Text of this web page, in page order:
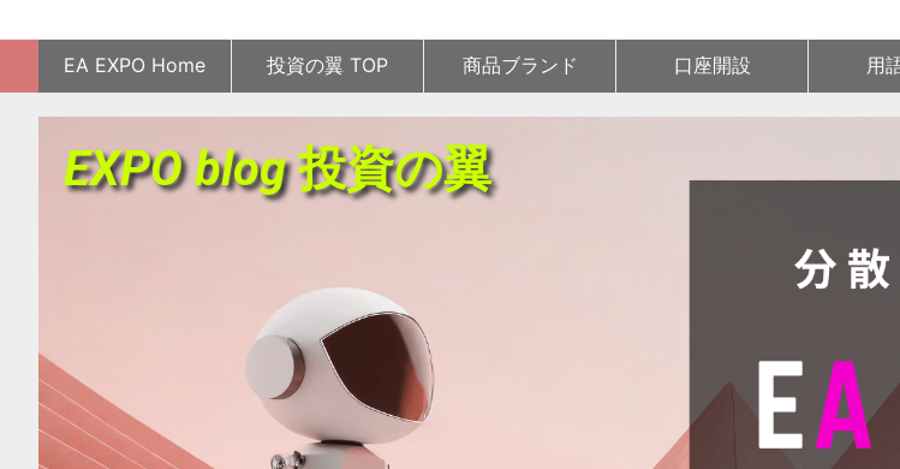
EA EXPO Home 投資の翼 TOP 商品ブランド 口座開設 用
EXPO blog 投資の翼